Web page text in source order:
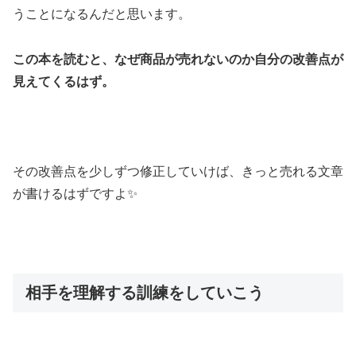
うことになるんだと思います。
この本を読むと、なぜ商品が売れないのか自分の改善点が
見えてくるはず。
その改善点を少しずつ修正していけば、きっと売れる文章
が書けるはずですよ✨
相手を理解する訓練をしていこう